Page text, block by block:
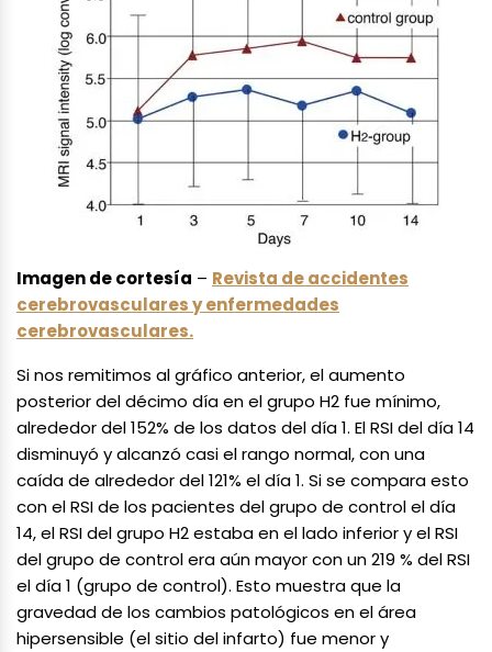
Imagen de cortesía – Revista de accidentes
cerebrovasculares y enfermedades
cerebrovasculares.
Si nos remitimos al gráfico anterior, el aumento
posterior del décimo día en el grupo H2 fue mínimo,
alrededor del 152% de los datos del día 1. El RSI del día 14
disminuyó y alcanzó casi el rango normal, con una
caída de alrededor del 121% el día 1. Si se compara esto
con el RSI de los pacientes del grupo de control el día
14, el RSI del grupo H2 estaba en el lado inferior y el RSI
del grupo de control era aún mayor con un 219 % del RSI
el día 1 (grupo de control). Esto muestra que la
gravedad de los cambios patológicos en el área
hipersensible (el sitio del infarto) fue menor y